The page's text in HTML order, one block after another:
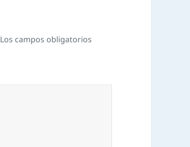
Los campos obligatorios